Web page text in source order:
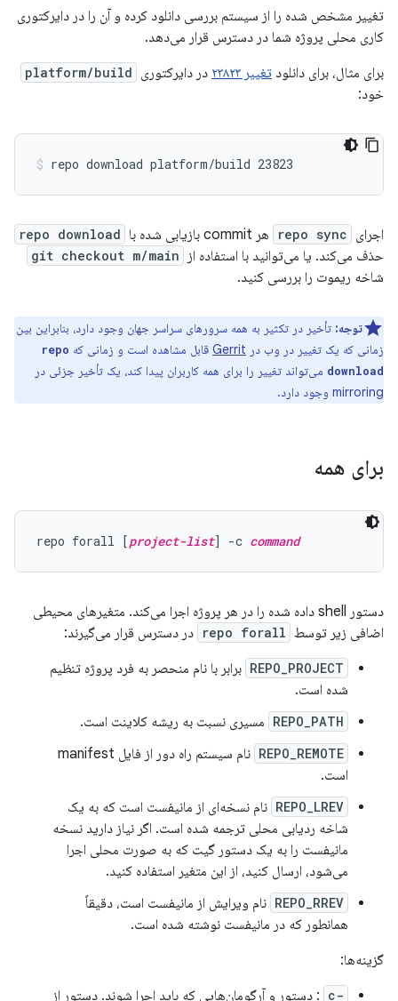
تغییر مشخص شده را از سیستم بررسی دانلود کرده و آن را در دایرکتوری
کاری محلی پروژه شما در دسترس قرار می‌دهد.
برای مثال، برای دانلود تغییر ۲۳۸۲۳ در دایرکتوری platform/build
خود:
اجرای repo sync هر commit بازیابی شده با repo download
حذف می‌کند. یا می‌توانید با استفاده از git checkout m/main
شاخه ریموت را بررسی کنید.
توجه: تأخیر در تکثیر به همه سرورهای سراسر جهان وجود دارد، بنابراین بین
زمانی که یک تغییر در وب در Gerrit قابل مشاهده است و زمانی که repo
download می‌تواند تغییر را برای همه کاربران پیدا کند، یک تأخیر جزئی در
mirroring وجود دارد.
برای همه
repo forall [project-list] -c command
دستور shell داده شده را در هر پروژه اجرا می‌کند. متغیرهای محیطی
اضافی زیر توسط repo forall در دسترس قرار می‌گیرند:
REPO_PROJECT برابر با نام منحصر به فرد پروژه تنظیم
شده است.
REPO_PATH مسیری نسبت به ریشه کلاینت است.
REPO_REMOTE
نام سیستم راه دور از فایل manifest
است.
REPO_LREV نام نسخه‌ای از مانیفست است که به یک
شاخه ردیابی محلی ترجمه شده است. اگر نیاز دارید نسخه
مانیفست را به یک دستور گیت که به صورت محلی اجرا
می‌شود، ارسال کنید، از این متغیر استفاده کنید.
REPO_RREV نام ویرایش از مانیفست است، دقیقاً
همانطور که در مانیفست نوشته شده است.
گزینه‌ها:
-c
: دستور و آرگومان‌هایی که باید اجرا شوند. دستور از